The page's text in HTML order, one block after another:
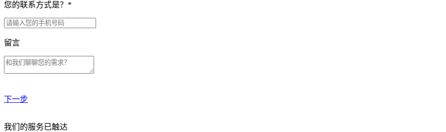
您的联系方式是？ *
留言
下一步
贵公司预算范围是？
我们的服务已触达